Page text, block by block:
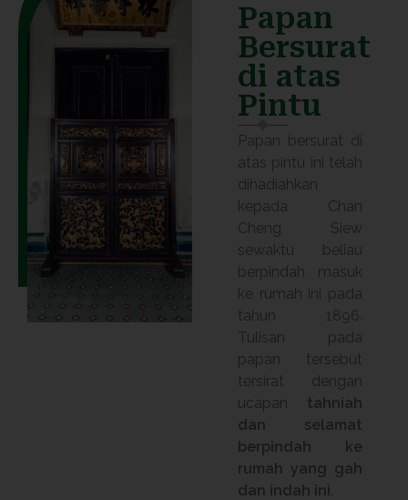
Papan
Bersurat
di atas
Pintu
Papan bersurat di
atas pintu ini telah
dihadiahkan
kepada Chan
Cheng Siew
sewaktu beliau
berpindah masuk
ke rumah ini pada
tahun 1896.
Tulisan pada
papan tersebut
tersirat dengan
ucapan tahniah
dan selamat
berpindah ke
rumah yang gah
dan indah ini.